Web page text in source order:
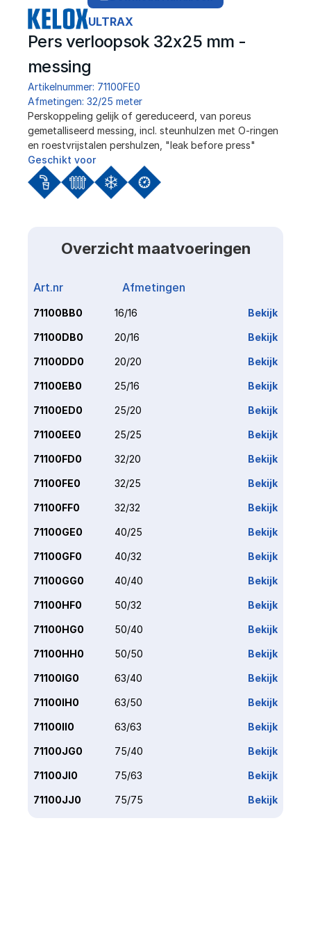
ULTRAX
Pers verloopsok 32x25 mm -
messing
Artikelnummer: 71100FE0
Afmetingen: 32/25 meter
Perskoppeling gelijk of gereduceerd, van poreus
gemetalliseerd messing, incl. steunhulzen met O-ringen
en roestvrijstalen pershulzen, "leak before press"
Geschikt voor
Overzicht maatvoeringen
Art.nr Afmetingen
71100BB0 16/16 Bekijk
71100DB0 20/16 Bekijk
71100DD0 20/20 Bekijk
71100EB0 25/16 Bekijk
71100ED0 25/20 Bekijk
71100EE0 25/25 Bekijk
71100FD0 32/20 Bekijk
71100FE0 32/25 Bekijk
71100FF0 32/32 Bekijk
71100GE0 40/25 Bekijk
71100GF0 40/32 Bekijk
71100GG0 40/40 Bekijk
71100HF0 50/32 Bekijk
71100HG0 50/40 Bekijk
71100HH0 50/50 Bekijk
71100IG0 63/40 Bekijk
71100IH0 63/50 Bekijk
71100II0 63/63 Bekijk
71100JG0 75/40 Bekijk
71100JI0 75/63 Bekijk
71100JJ0 75/75 Bekijk